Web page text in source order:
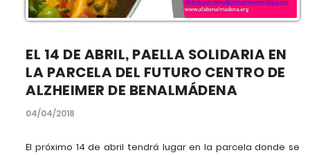
EL 14 DE ABRIL, PAELLA SOLIDARIA EN
LA PARCELA DEL FUTURO CENTRO DE
ALZHEIMER DE BENALMÁDENA
04/04/2018
El próximo 14 de abril tendrá lugar en la parcela donde se